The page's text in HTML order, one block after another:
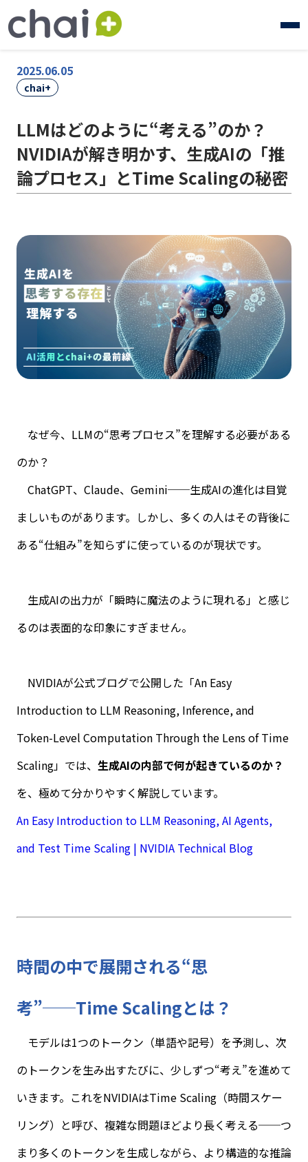
2025.06.05
chai+
LLMはどのように“考える”のか？
NVIDIAが解き明かす、生成AIの「推
論プロセス」とTime Scalingの秘密
なぜ今、 LLMの“思考プロセス”を理解する必要がある
のか？
ChatGPT、Claude、Gemini──生成AIの進化は目覚
ましいものがあります。しかし、多くの人はその背後に
ある“仕組み”を知らずに使っているのが現状です。
生成AIの出力が「瞬時に魔法のように現れる」と感じ
るのは表面的な印象にすぎません。
NVIDIAが公式ブログで公開した「An Easy
Introduction to LLM Reasoning, Inference, and
Token-Level Computation Through the Lens of Time
Scaling」では、 生成AIの内部で何が起きているのか？
を、極めて分かりやすく解説しています。
An Easy Introduction to LLM Reasoning, AI Agents,
and Test Time Scaling | NVIDIA Technical Blog
時間の中で展開される“思
考”──Time Scalingとは？
モデルは1つのトークン（単語や記号）を予測し、次
のトークンを生み出すたびに、少しずつ“考え”を進めて
いきます。これをNVIDIAはTime Scaling （時間スケー
リング）と呼び、複雑な問題ほどより長く考える──つ
まり多くのトークンを生成しながら、より構造的な推論